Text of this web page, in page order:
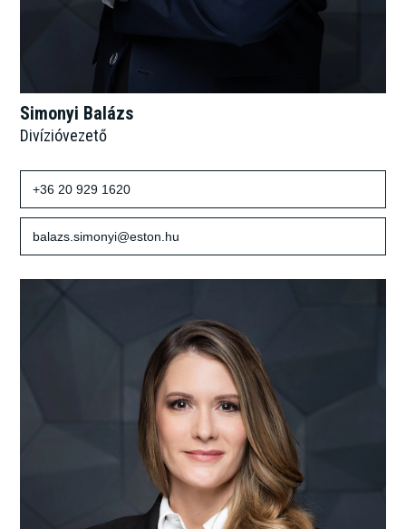
Simonyi Balázs
Divízióvezető
+36 20 929 1620
balazs.simonyi@eston.hu